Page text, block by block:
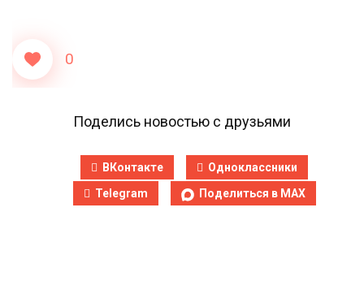
0
Поделись новостью с друзьями
ВКонтакте
Одноклассники
Telegram
Поделиться в MAX